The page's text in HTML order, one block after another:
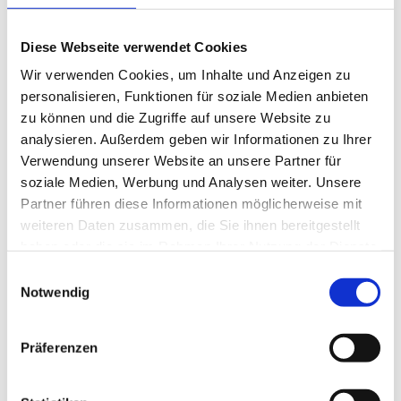
Diese Webseite verwendet Cookies
Wir verwenden Cookies, um Inhalte und Anzeigen zu
personalisieren, Funktionen für soziale Medien anbieten
zu können und die Zugriffe auf unsere Website zu
analysieren. Außerdem geben wir Informationen zu Ihrer
Verwendung unserer Website an unsere Partner für
soziale Medien, Werbung und Analysen weiter. Unsere
Partner führen diese Informationen möglicherweise mit
weiteren Daten zusammen, die Sie ihnen bereitgestellt
Notwendig
Präferenzen
Struktur dahinter. Die Kosten hängen davon ab,
welches Ziel du hast, wie viel Zeit du investieren
willstundwelche Unterstützung du brauchst.
Deshalb wird der Preisnicht einfach irgendwo
hingeschrieben, sondern im persönlichen
Kennenlern-Call mit dir erklärt. 💡
Was im Call passiert (und warum
das kein Verkaufstricks ist)
Viele denken bei „Call buchen“ direkt an nervige
Verkaufsgespräche.
Aber das Gegenteil ist der Fall. Im Call mit dem
Sales Team vom Secret Creators Club
geht es